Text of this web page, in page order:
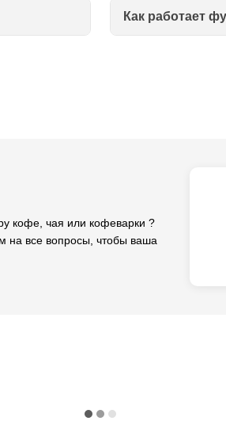
Как работает
кофе, чая или кофеварки ?
на все вопросы, чтобы ваша